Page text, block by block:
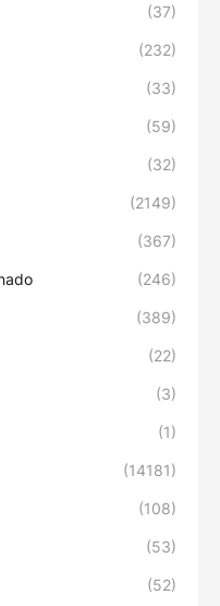
(37)
(232)
(33)
(59)
(32)
(2149)
(367)
(246)
(389)
(22)
(3)
(1)
(14181)
(108)
(53)
(52)